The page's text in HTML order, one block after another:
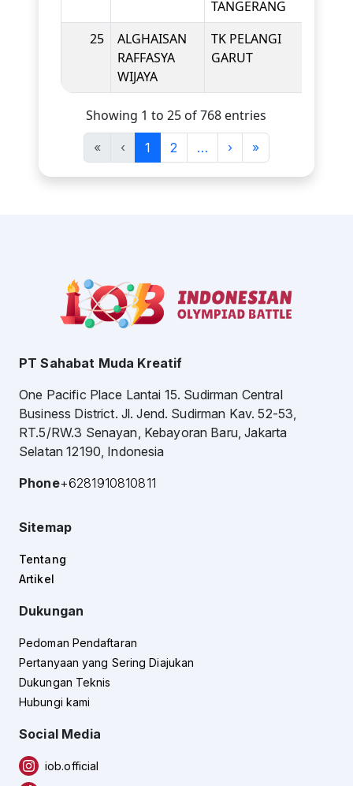
TANGERANG
25
ALGHAISAN
RAFFASYA
WIJAYA
TK PELANGI
GARUT
Showing 1 to 25 of 768 entries
« ‹ 1 2 … › »
PT Sahabat Muda Kreatif
One Pacific Place Lantai 15. Sudirman Central
Business District. Jl. Jend. Sudirman Kav. 52-53,
RT.5/RW.3 Senayan, Kebayoran Baru, Jakarta
Selatan 12190, Indonesia
Phone+6281910810811
Sitemap
Tentang
Artikel
Dukungan
Pedoman Pendaftaran
Pertanyaan yang Sering Diajukan
Dukungan Teknis
Hubungi kami
Social Media
iob.official